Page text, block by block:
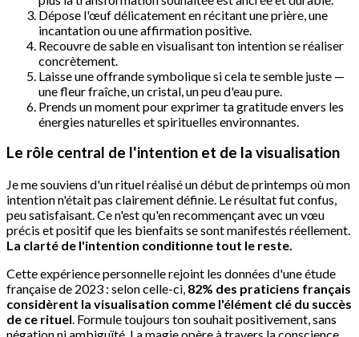
Dépose l'œuf délicatement en récitant une prière, une
incantation ou une affirmation positive.
Recouvre de sable en visualisant ton intention se réaliser
concrètement.
Laisse une offrande symbolique si cela te semble juste —
une fleur fraîche, un cristal, un peu d'eau pure.
Prends un moment pour exprimer ta gratitude envers les
énergies naturelles et spirituelles environnantes.
Le rôle central de l'intention et de la visualisation
Je me souviens d'un rituel réalisé un début de printemps où mon
intention n'était pas clairement définie. Le résultat fut confus,
peu satisfaisant. Ce n'est qu'en recommençant avec un vœu
précis et positif que les bienfaits se sont manifestés réellement.
La clarté de l'intention conditionne tout le reste.
Cette expérience personnelle rejoint les données d'une étude
française de 2023 : selon celle-ci, 82% des praticiens français
considèrent la visualisation comme l'élément clé du succès
de ce rituel. Formule toujours ton souhait positivement, sans